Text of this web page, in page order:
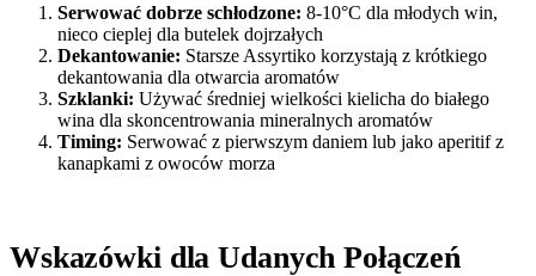
Serwować dobrze schłodzone: 8-10°C dla młodych win,
nieco cieplej dla butelek dojrzałych
Dekantowanie: Starsze Assyrtiko korzystają z krótkiego
dekantowania dla otwarcia aromatów
Szklanki: Używać średniej wielkości kielicha do białego
wina dla skoncentrowania mineralnych aromatów
Timing: Serwować z pierwszym daniem lub jako aperitif z
kanapkami z owoców morza
Wskazówki dla Udanych Połączeń